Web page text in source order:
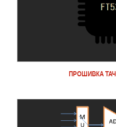
ПРОШИВКА